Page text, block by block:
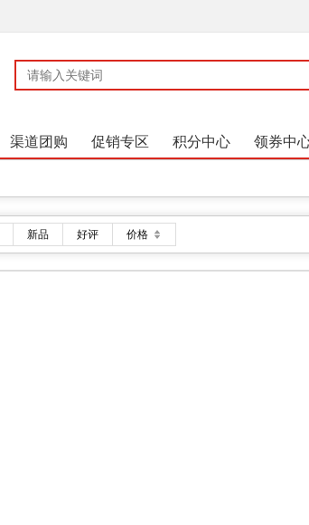
新品 好评 价格